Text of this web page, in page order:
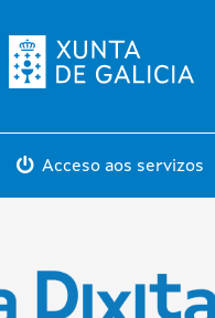
Acceso aos servizos